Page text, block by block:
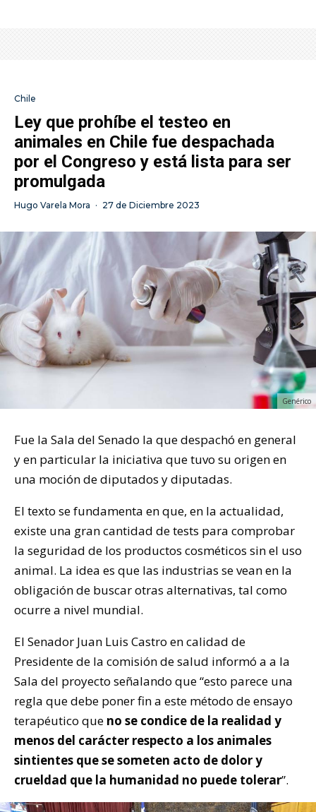
Chile
Ley que prohíbe el testeo en
animales en Chile fue despachada
por el Congreso y está lista para ser
promulgada
Hugo Varela Mora · 27 de Diciembre 2023
Genérico
Fue la Sala del Senado la que despachó en general
y en particular la iniciativa que tuvo su origen en
una moción de diputados y diputadas.
El texto se fundamenta en que, en la actualidad,
existe una gran cantidad de tests para comprobar
la seguridad de los productos cosméticos sin el uso
animal. La idea es que las industrias se vean en la
obligación de buscar otras alternativas, tal como
ocurre a nivel mundial.
El Senador Juan Luis Castro en calidad de
Presidente de la comisión de salud informó a a la
Sala del proyecto señalando que “esto parece una
regla que debe poner fin a este método de ensayo
terapéutico que no se condice de la realidad y
menos del carácter respecto a los animales
sintientes que se someten acto de dolor y
crueldad que la humanidad no puede tolerar”.